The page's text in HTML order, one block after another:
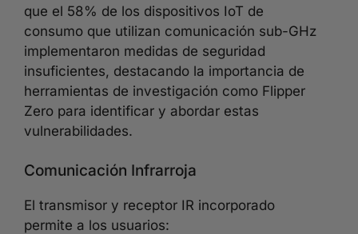
que el 58% de los dispositivos IoT de
consumo que utilizan comunicación sub-GHz
implementaron medidas de seguridad
insuficientes, destacando la importancia de
herramientas de investigación como Flipper
Zero para identificar y abordar estas
vulnerabilidades.
Comunicación Infrarroja
El transmisor y receptor IR incorporado
permite a los usuarios: